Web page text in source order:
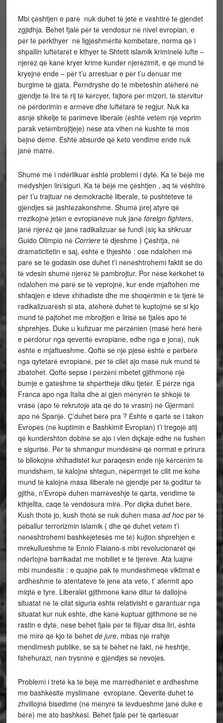
Mbi çёshtjen e parё nuk duhet tё jetё e vёshtirё tё gjendet
zgjidhja. Bёhet fjalё pёr tё vendosur nё nivel evropian, e
pёr tё pёrkthyer nё ligjёshmёritё kombёtare, norma qё i
shpallin luftёtarёt e kthyer tё Shtetit islamik kriminelё lufte –
njerёz qё kanё kryer krime kundёr njerёzimit, e qё mund tё
kryejnё ende – pёr t’u arrestuar e pёr t’u dёnuar me
burgime tё gjata. Pёrndryshe do tё mbeteshin atёherё nё
gjendje tё lirё tё rij tё kёrcyer, fajtorё pёr mizori, tё stёrvitur
nё pёrdorimin e armёve dhe luftёtarё tё regjur. Nuk ka
asnjё shkelje tё parimeve liberale (ёshtё vetёm njё veprim
parak vetёmbrojtjeje) nёse ata vihen nё kushte tё mos
bёjnё dёme. Ёshtё absurde qё kёto vendime ende nuk
janё marrё.
Shumё mё i ndёrlikuar ёshtё problemi i dytё. Ka tё bёjё me
mёdyshjen liri/siguri. Ka tё bёjё me çёshtjen , aq tё vёshtirё
pёr t’u trajtuar nё demokracitё liberale, tё pushteteve tё
gjёndjes sё jashtёzakonshme. Shumё prej atyre qё
rrezikojnё jetёn e evropianёve nuk janё foreign fighters,
janё njerёz qё janё radikalizuar sё fundi (siç ka shkruar
Guido Olimpio nё Corriere tё djeshme ) Ҫёshtja, nё
dramaticitetin e saj, ёshtё e thjeshtё : ose ndalohen mё
parё se tё godasin ose duhet t’i nёnёshtrohemi faktit se do
tё vdesin shumё njerёz tё pambrojtur. Por nёse kёrkohet tё
ndalohen mё parё se tё veprojnё, kur ende mjaftohen me
shfaqjen e ideve xhihadiste dhe me shoqёrimin e tё tjerё tё
radikalizuarёsh si ata, atёherё duhet tё kuptojmё se si kjo
mund tё pajtohet me mbrojtjen e lirisё sё fjalёs apo tё
shprehjes. Duke u kufizuar me pёrzёnien (masё herё herё
e pёrdorur nga qeveritё evropiane, edhe nga e jona), nuk
ёshtё e mjaftueshme. Qoftё se njё pjesё ёshtё e pёrbёrё
nga qytetarё evropianё, pёr tё cilёt ajo masё nuk mund tё
zbatohet. Qoftё sepse i pёrzёni mbetet gjithmonё njё
bumje e gatёshme tё shpёrthejё diku tjetёr. E pёrze nga
Franca apo nga Italia dhe ai gjen mёnyrёn tё shkojё tё
vrasё (apo tё rekrutojё ata qё do tё vrasin) nё Gjermani
apo nё Spanjё. Ҫ’duhet bёrё pra ? Ёshtё e qartё se i takon
Evropёs (nё kuptimin e Bashkimit Evropian) t’i tregojё atij
qё kundёrshton dobinё se ajo i vlen diçkaje edhe nё fushёn
e sigurisё. Pёr tё shmangur mundёsinё qё normat e prirura
tё bllokojnё xhihadistёt kur paraqesin ende njё kёrcёnim tё
mundshёm, tё kalojnё shtegun, nёpёrmjet tё cilit me kohё
mund tё kalojnё masa iliberale nё gjendje pёr tё goditur tё
gjithё, n’Evropё duhen marrёveshje tё qarta, vendime tё
kthjellta, caqe tё vendosura mirё. Por diçka duhet bёrё.
Kush thotё jo, kush thotё se nuk duhen masa ad hocpёr tё
pёballur terrorizmin islamik ( dhe qё duhet vetёm t’i
nёnёshtrohemi bashkёjetesёs me tё) kujton shprehjen e
mrekullueshme tё Ennio Flaiano-s mbi revolucionarёt qё
ndёrtojnё barrikadat me mobiliet e tё tjerёve. Ata luajnё
mbi mundёsitё : e quajnё pak tё mundёshmeqё viktimat e
ardhёshme tё atentateve tё jenё ata vetё, t’ afёrmit apo
miqtё e tyre. Liberalёt gjithmonё kanё ditur tё dallojnё
situatat nё tё cilat siguria ёshtё relativisht e garantuar nga
situatat kur nuk ёshtё, dhe kanё kuptuar gjithmonё se nё
rastin e dytё, nёse bёhet fjalё pёr tё flijuar disa liri, ёshtё
mё mirё qё kjo tё bёhet de jure, mbas njё rrahje
mendimesh publike, se sa tё bёhet nё fakt, nё heshtje,
fshehurazi, nёn trysninё e gjёndjes sё nevojёs.
Problemi i tretё ka tё bёjё me marrёdhёniet e ardhёshme
me bashkёsitё myslimane evropiane. Qeveritё duhet tё
zhvillojnё bisedime (nё mёnyrё tё lёvdueshme janё duke e
bёrё) me ato bashkёsi. Bёhet fjalё pёr tё qartёsuar